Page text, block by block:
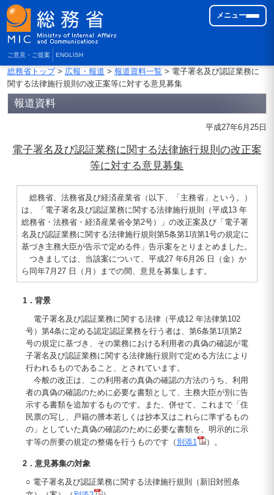
ご意見・ご提案 ENGLISH
メニュー
総務省トップ> 広報・報道 > 報道資料一覧> 電子署名及び認証業務に
関する法律施行規則の改正案等に対する意見募集
報道資料
平成27年6月25日
電子署名及び認証業務に関する法律施行規則の改正案
等に対する意見募集
総務省、法務省及び経済産業省（以下、「主務省」という。）
は、「電子署名及び認証業務に関する法律施行規則（平成13 年
総務省・法務省・経済産業省令第2号）」の改正案及び「電子署
名及び認証業務に関する法律施行規則第5条第1項第1号の規定に
基づき主務大臣が告示で定める件」告示案をとりまとめました。
つきましては、当該案について、平成27 年6月26 日（金）か
ら同年7月27 日（月）までの間、意見を募集します。
1．背景
電子署名及び認証業務に関する法律（平成12 年法律第102
号）第4条に定める認定認証業務を行う者は、第6条第1項第2
号の規定に基づき、その業務における利用者の真偽の確認が電
子署名及び認証業務に関する法律施行規則で定める方法により
行われるものであること、とされています。
今般の改正は、この利用者の真偽の確認の方法のうち、利用
者の真偽の確認のために必要な書類として、主務大臣が別に告
示する書類を追加するものです。また、併せて、これまで「住
民票の写し、戸籍の謄本若しくは抄本又はこれらに準ずるもの
の」としていた真偽の確認のために必要な書類を、明示的に示
す等の所要の規定の整備を行うものです（ 別添1 ）。
2．意見募集の対象
○ 電子署名及び認証業務に関する法律施行規則（新旧対照条